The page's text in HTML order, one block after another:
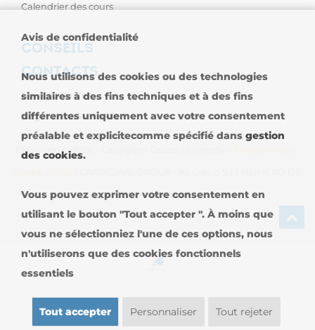
Calendrier des cours
CONSEILS
CONTACTS
Nous contacter
Sièges dans le Monde
Copyright © 2026 - Carpigiani Gelato University -
TVA 13239980967
Avis de confidentialité
Nous utilisons des cookies ou des technologies
similaires à des fins techniques et à des fins
différentes uniquement avec votre consentement
préalable et explicitecomme spécifié dans gestion
des cookies.
Vous pouvez exprimer votre consentement en
utilisant le bouton "Tout accepter ". À moins que
vous ne sélectionniez l'une de ces options, nous
n'utiliserons que des cookies fonctionnels
essentiels
Tout accepter Personnaliser Tout rejeter